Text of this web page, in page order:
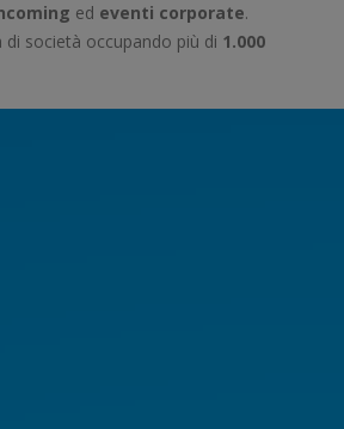
ed eventi corporate.
di società occupando più di 1.000